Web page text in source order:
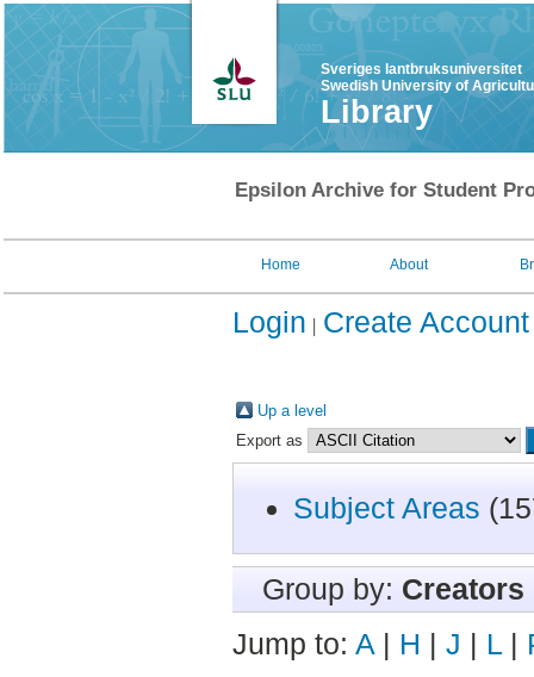
Sveriges lantbruksuniversitet
Swedish University of
Library
Epsilon Archive for Student
Home About
Login Create Account
Up a level
Export as
Subject Areas
Group by: Creators
Jump to: A | H | J | L |